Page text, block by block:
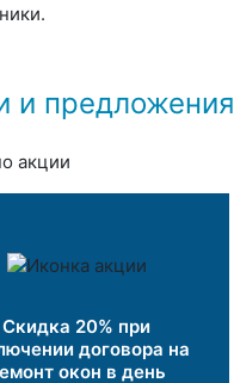
и предложения
Скидка 20% при
договора на
окон в день